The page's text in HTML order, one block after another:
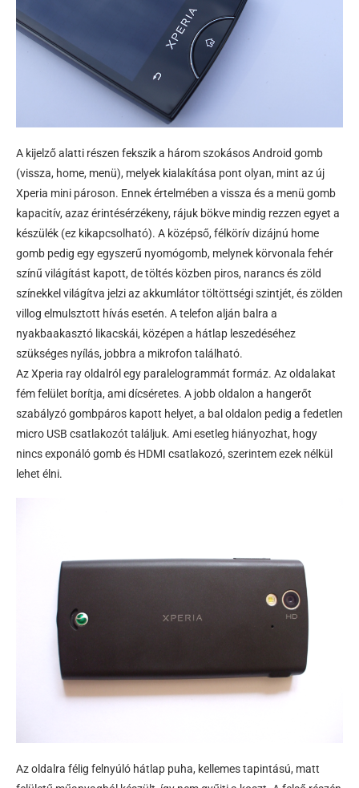
A kijelző alatti részen fekszik a három szokásos Android gomb
(vissza, home, menü), melyek kialakítása pont olyan, mint az új
Xperia mini pároson. Ennek értelmében a vissza és a menü gomb
kapacitív, azaz érintésérzékeny, rájuk bökve mindig rezzen egyet a
készülék (ez kikapcsolható). A középső, félkörív dizájnú home
gomb pedig egy egyszerű nyomógomb, melynek körvonala fehér
színű világítást kapott, de töltés közben piros, narancs és zöld
színekkel világítva jelzi az akkumlátor töltöttségi szintjét, és zölden
villog elmulsztott hívás esetén. A telefon alján balra a
nyakbaakasztó likacskái, középen a hátlap leszedéséhez
szükséges nyílás, jobbra a mikrofon található.
Az Xperia ray oldalról egy paralelogrammát formáz. Az oldalakat
fém felület borítja, ami dícséretes. A jobb oldalon a hangerőt
szabályzó gombpáros kapott helyet, a bal oldalon pedig a fedetlen
micro USB csatlakozót találjuk. Ami esetleg hiányozhat, hogy
nincs exponáló gomb és HDMI csatlakozó, szerintem ezek nélkül
lehet élni.
Az oldalra félig felnyúló hátlap puha, kellemes tapintású, matt